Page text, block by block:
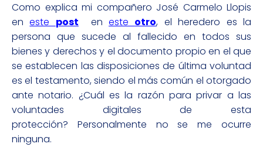
Como explica mi compañero José Carmelo Llopis
eneste post eneste otro, el heredero es la
persona que sucede al fallecido en todos sus
bienes y derechos y el documento propio en el que
se establecen las disposiciones de última voluntad
es el testamento, siendo el más común el otorgado
ante notario. ¿Cuál es la razón para privar a las
voluntades digitales de esta
protección? Personalmente no se me ocurre
ninguna.